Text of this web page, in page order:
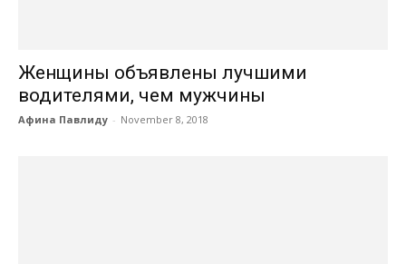
Женщины объявлены лучшими
водителями, чем мужчины
Афина Павлиду - November 8, 2018